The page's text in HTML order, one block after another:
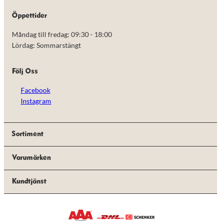
Öppettider
Måndag till fredag: 09:30 - 18:00
Lördag: Sommarstängt
Följ Oss
Facebook
Instagram
Sortiment
Varumärken
Kundtjänst
kakorna
kommer viss
att försvinna
från
Marknadsföring
Genom att dela
med dig av dina
beteende när du
chansen att få se
personligt
anpassat innehåll